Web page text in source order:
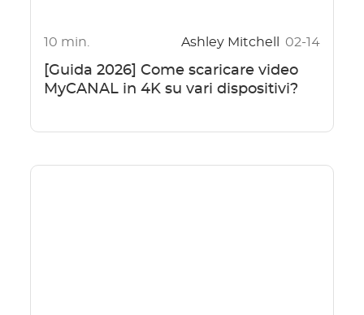
10 min. Ashley Mitchell 02-14
[Guida 2026] Come scaricare video
MyCANAL in 4K su vari dispositivi?